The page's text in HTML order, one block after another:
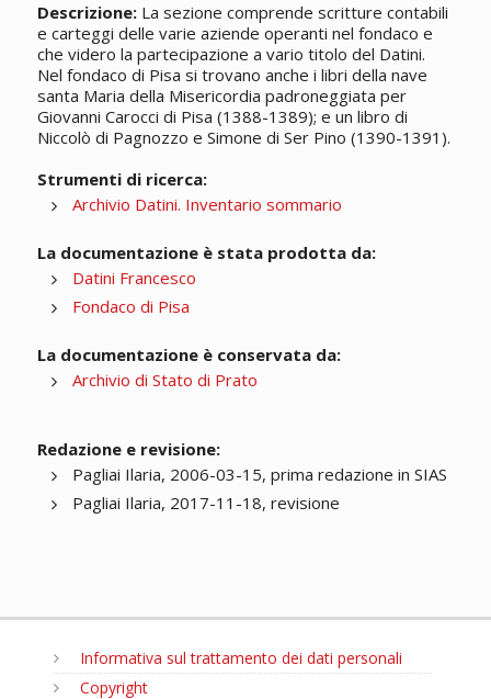
Descrizione:La sezione comprende scritture contabili
e carteggi delle varie aziende operanti nel fondaco e
che videro la partecipazione a vario titolo del Datini.
Nel fondaco di Pisa si trovano anche i libri della nave
santa Maria della Misericordia padroneggiata per
Giovanni Carocci di Pisa (1388-1389); e un libro di
Niccolò di Pagnozzo e Simone di Ser Pino (1390-1391).
Strumenti di ricerca:
Archivio Datini. Inventario sommario
La documentazione è stata prodotta da:
Datini Francesco
Fondaco di Pisa
La documentazione è conservata da:
Archivio di Stato di Prato
Redazione e revisione:
Pagliai Ilaria, 2006-03-15, prima redazione in SIAS
Pagliai Ilaria, 2017-11-18, revisione
Informativa sul trattamento dei dati personali
Copyright